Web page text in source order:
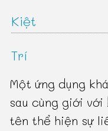
Kiệt
Trí
Một ứng dụng
sau cùng giới
tên thể hiện sự